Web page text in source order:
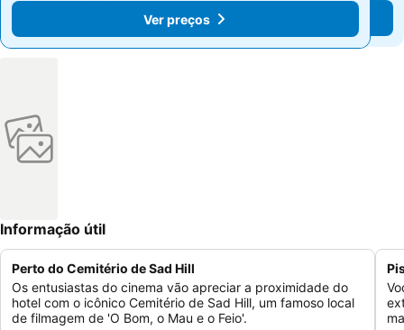
Ver preços
Ver preços
Informação útil
Perto do Cemitério de Sad Hill
Os entusiastas do cinema vão apreciar a proximidade do
hotel com o icônico Cemitério de Sad Hill, um famoso local
de filmagem de 'O Bom, o Mau e o Feio'.